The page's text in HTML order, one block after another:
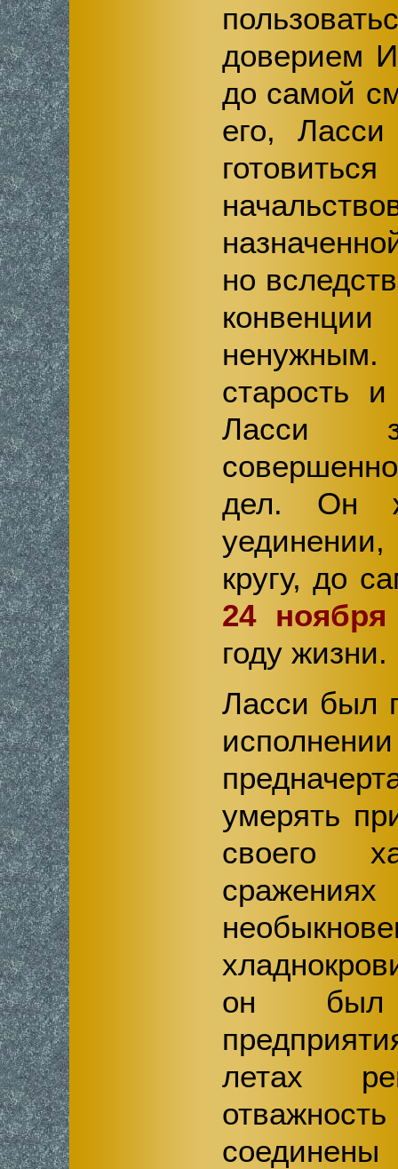
доверием
до самой
его,
но
старость
Ласси
дел. Он
кругу, до
24 ноября
году жизни.
Ласси был
умерять
своего
он
летах